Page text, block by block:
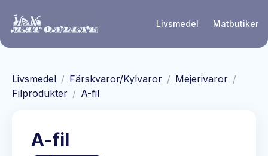
Livsmedel Matbutiker
Livsmedel / Färskvaror/Kylvaror / Mejerivaror /
Filprodukter / A-fil
A-fil